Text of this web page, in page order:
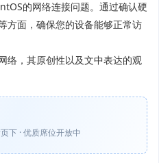
的网络连接问题。通过确认硬
方面，确保您的设备能够正常访
络，其原创性以及文中表达的观
下 · 优质席位开放中